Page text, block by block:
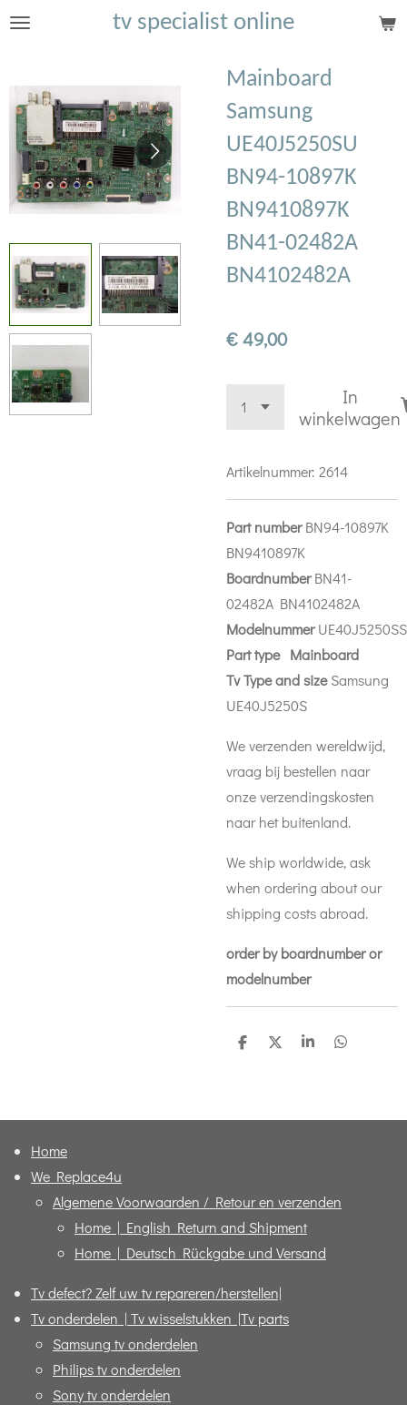
Ga
hoofdinhoud
tv specialist online
Mainboard
Samsung
UE40J5250SU
BN94-10897K
BN9410897K
BN41-02482A
BN4102482A
€ 49,00
In
winkelwagen
Artikelnummer: 2614
Part numberBN94-10897K
BN9410897K
BoardnumberBN41-
02482A BN4102482A
ModelnummerUE40J5250SS
Parttype Mainboard
Tv Type and sizeSamsung
UE40J5250S
We verzenden wereldwijd,
vraag bij bestellen naar
onze verzendingskosten
naar het buitenland.
We ship worldwide, ask
when ordering about our
shipping costs abroad.
order by boardnumber or
modelnumber
D
D
S
D
Home
We Replace4u
Algemene Voorwaarden / Retour en verzenden
Home | English Return and Shipment
Home | Deutsch Rückgabe und Versand
Tv defect? Zelf uw tv repareren/herstellen|
Tv onderdelen | Tv wisselstukken |Tv parts
Samsung tv onderdelen
Philips tv onderdelen
Sony tv onderdelen